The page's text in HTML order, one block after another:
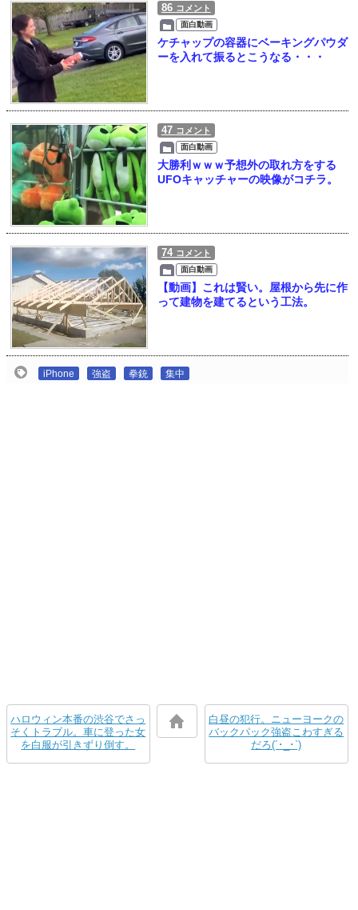
86 コメント
面白動画
ケチャップの容器にベーキングパウダ
ーを入れて振るとこうなる・・・
47 コメント
面白動画
大勝利ｗｗｗ予想外の取れ方をする
UFOキャッチャーの映像がコチラ。
74 コメント
面白動画
【動画】これは賢い。屋根から先に作
って建物を建てるという工法。
iPhone 強盗 拳銃 集中
ハロウィン本番の渋谷でさっ
そくトラブル。車に登った女
を白服が引きずり倒す。
白昼の犯行。ニューヨークの
バックパック強盗こわすぎる
だろ(´･_･`)